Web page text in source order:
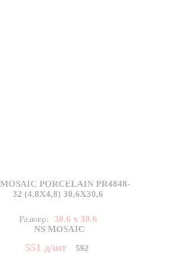
PORCELAIN PR4848-
32 (4,8X4,8) 30,6X30,6
Размер:
30.6 x 30.6
NS MOSAIC
551 д/шт 592